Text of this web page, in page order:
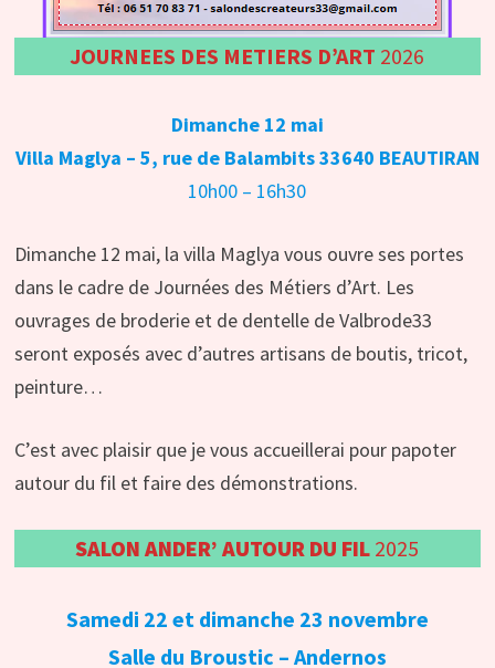
JOURNEES DES METIERS D’ART 2026
Dimanche 12 mai
Villa Maglya – 5, rue de Balambits 33640 BEAUTIRAN
10h00 – 16h30
Dimanche 12 mai, la villa Maglya vous ouvre ses portes
dans le cadre de Journées des Métiers d’Art. Les
ouvrages de broderie et de dentelle de Valbrode33
seront exposés avec d’autres artisans de boutis, tricot,
peinture…
C’est avec plaisir que je vous accueillerai pour papoter
autour du fil et faire des démonstrations.
SALON ANDER’ AUTOUR DU FIL 2025
Samedi 22 et dimanche 23 novembre
Salle du Broustic – Andernos